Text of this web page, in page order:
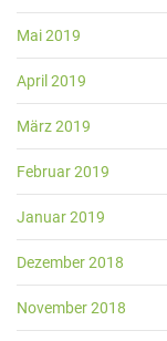
Mai 2019
April 2019
März 2019
Februar 2019
Januar 2019
Dezember 2018
November 2018